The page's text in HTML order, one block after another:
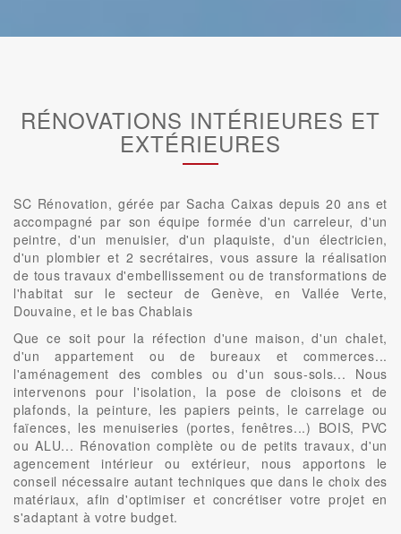
RÉNOVATIONS INTÉRIEURES ET
EXTÉRIEURES
SC Rénovation, gérée par Sacha Caixas depuis 20 ans et
accompagné par son équipe formée d'un carreleur, d'un
peintre, d'un menuisier, d'un plaquiste, d'un électricien,
d'un plombier et 2 secrétaires, vous assure la réalisation
de tous travaux d'embellissement ou de transformations de
l'habitat sur le secteur de Genève, en Vallée Verte,
Douvaine, et le bas Chablais
Que ce soit pour la réfection d'une maison, d'un chalet,
d'un appartement ou de bureaux et commerces...
l'aménagement des combles ou d'un sous-sols... Nous
intervenons pour l'isolation, la pose de cloisons et de
plafonds, la peinture, les papiers peints, le carrelage ou
faïences, les menuiseries (portes, fenêtres...) BOIS, PVC
ou ALU... Rénovation complète ou de petits travaux, d'un
agencement intérieur ou extérieur, nous apportons le
conseil nécessaire autant techniques que dans le choix des
matériaux, afin d'optimiser et concrétiser votre projet en
s'adaptant à votre budget.